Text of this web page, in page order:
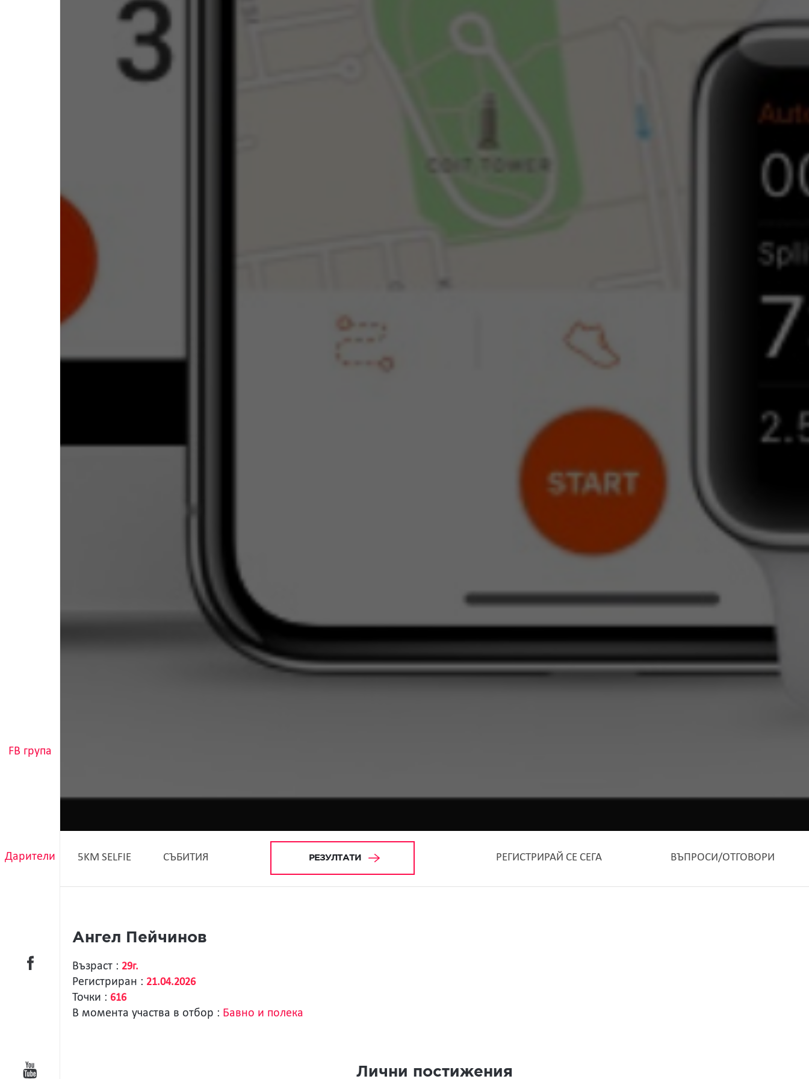
FB група
Дарители 5KM SELFIE СЪБИТИЯ РЕЗУЛТАТИ РЕГИСТРИРАЙ СЕ СЕГА ВЪПРОСИ/ОТГОВОРИ
Ангел Пейчинов
Възраст : 29г.
Регистриран : 21.04.2026
Точки : 616
В момента участва в отбор : Бавно и полека
Лични постижения